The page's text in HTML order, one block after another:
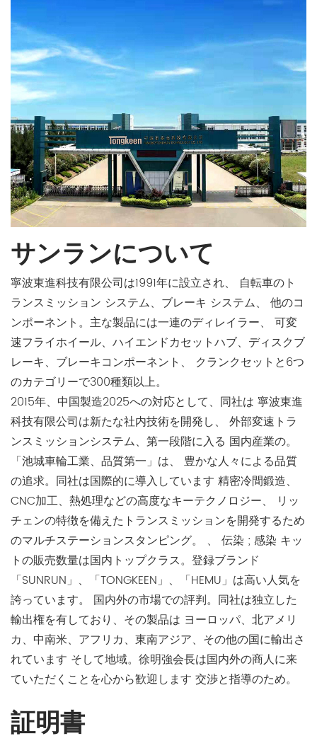
サンランについて
寧波東進科技有限公司は1991年に設立され、 自転車のト
ランスミッション システム、ブレーキ システム、 他のコ
ンポーネント。主な製品には一連のディレイラー、 可変
速フライホイール、ハイエンドカセットハブ、ディスクブ
レーキ、ブレーキコンポーネント、 クランクセットと6つ
のカテゴリーで300種類以上。
2015年、中国製造2025への対応として、同社は 寧波東進
科技有限公司は新たな社内技術を開発し、 外部変速トラ
ンスミッションシステム、第一段階に入る 国内産業の。
「池城車輪工業、品質第一」は、 豊かな人々による品質
の追求。同社は国際的に導入しています 精密冷間鍛造、
CNC加工、熱処理などの高度なキーテクノロジー、 リッ
チェンの特徴を備えたトランスミッションを開発するため
のマルチステーションスタンピング。 、 伝染 ; 感染 キッ
トの販売数量は国内トップクラス。登録ブランド
「SUNRUN」、「TONGKEEN」、「HEMU」は高い人気を
誇っています。 国内外の市場での評判。同社は独立した
輸出権を有しており、その製品は ヨーロッパ、北アメリ
カ、中南米、アフリカ、東南アジア、その他の国に輸出さ
れています そして地域。徐明強会長は国内外の商人に来
ていただくことを心から歓迎します 交渉と指導のため。
証明書